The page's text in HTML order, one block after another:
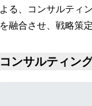
よる、コンサルティ
を融合させ、戦略策
コンサルティン